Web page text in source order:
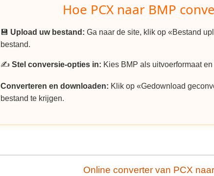
Hoe PCX naar BMP
💾 Upload uw bestand: Ga naar de site, klik op «Bestand
bestand.
✍️ Stel conversie-opties in: Kies BMP als uitvoerformaat
Converteren en downloaden: Klik op «Gedownload
bestand te krijgen.
Online converter van PCX